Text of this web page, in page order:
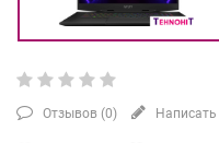
Отзывов (0)